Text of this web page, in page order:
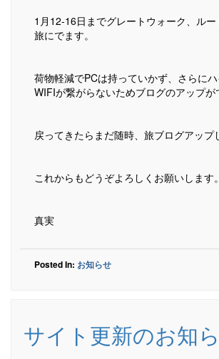
1月12-16日までグレートウォーク、ル
旅にでます。
荷物軽減でPCは持っていかず、さらに
WIFIが繋がらないためブログのアップが
戻ってきたらまだ随時、旅ブログアップ
これからもどうぞよろしくお願いします。
真実
Posted In: お知らせ
サイト更新のお知